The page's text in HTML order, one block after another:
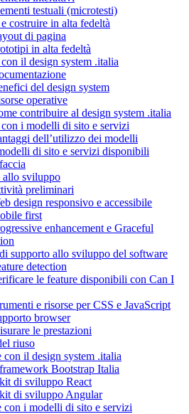
testuali (microtesti)
costruire in alta fedeltà
di pagina
in alta fedeltà
il design system .italia
del design system
operative
contribuire al design system .italia
i modelli di sito e servizi
dell’utilizzo dei modelli
di sito e servizi disponibili
sviluppo
preliminari
design responsivo e accessibile
first
enhancement e Graceful
supporto allo sviluppo del software
detection
le feature disponibili con Can I
e risorse per CSS e JavaScript
browser
le prestazioni
riuso
il design system .italia
Bootstrap Italia
di sviluppo React
di sviluppo Angular
con i modelli di sito e servizi